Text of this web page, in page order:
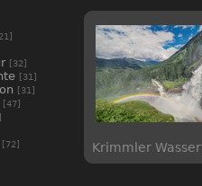
[32]
[31]
[31]
[47]
[72] Krimmler